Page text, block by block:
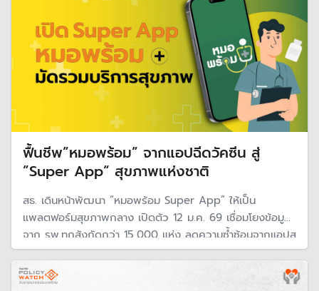
ฟื้นชีพ”หมอพร้อม” จากแอปฉีดวัคซีน สู่
”Super App“ สุขภาพแห่งชาติ
สธ. เดินหน้าพัฒนา “หมอพร้อม Super App” ให้เป็น
แพลตฟอร์มสุขภาพกลาง เปิดตัว 12 ม.ค. 69 เชื่อมโยงข้อมูล
จาก รพ.ทุกสังกัดกว่า 15,000 แห่ง ลดความซ้ำซ้อนจากแอปสุ
ขภาพรัฐกว่า 50 แอป เพื่อให้ประชาชนเข้าถึงบริการง่าย
แพทย์เห็นข้อมูลครบ และรัฐใช้ข้อมูลวางแผนเชิงระบบได้